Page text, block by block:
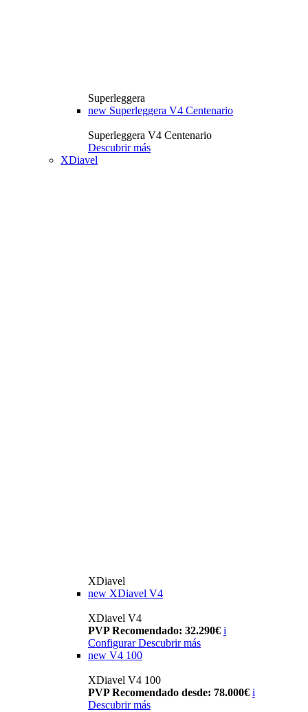
Superleggera
new Superleggera V4 Centenario
Superleggera V4 Centenario
Descubrir más
XDiavel
XDiavel
new XDiavel V4
XDiavel V4
PVP Recomendado: 32.290€ i
Configurar Descubrir más
new V4 100
XDiavel V4 100
PVP Recomendado desde: 78.000€ i
Descubrir más